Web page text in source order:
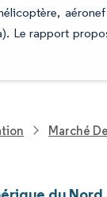
Le rapport
Marché